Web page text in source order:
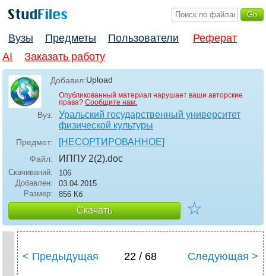
Вузы Предметы Пользователи
Реферат
AI
Заказать работу
Добавил:Upload
Опубликованный материал нарушает ваши авторские
права? Сообщите нам.
Вуз:
Уральский государственный университет
физической культуры
Предмет: [НЕСОРТИРОВАННОЕ]
Файл: ИППУ 2(2).doc
Скачиваний:
106
Добавлен:
03.04.2015
Размер:
856 Кб
Скачать ☆
< Предыдущая 22 / 68 Следующая >